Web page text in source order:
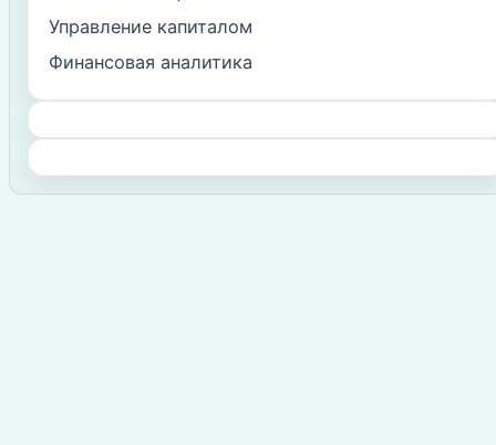
Управление капиталом
Финансовая аналитика